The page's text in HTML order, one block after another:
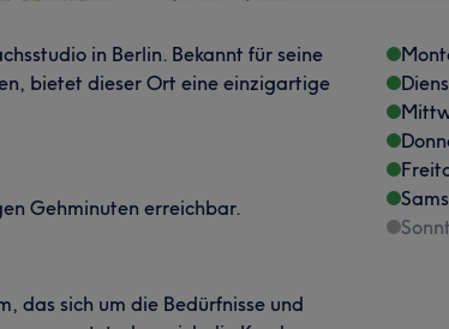
in Berlin. Bekannt für seine
bietet dieser Ort eine einzigartige
Gehminuten erreichbar.
das sich um die Bedürfnisse und